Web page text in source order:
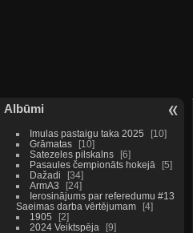
Albūmi
Imulas pastaigu taka 2025
10
Grāmatas
10
Satezeles pilskalns
6
Pasaules čempionāts hokejā
5
Dažadi
34
ArmA3
24
Ierosinājums par referedumu #13
Saeimas darba vērtējumam
4
1905
2
2024 Veiktspēja
9